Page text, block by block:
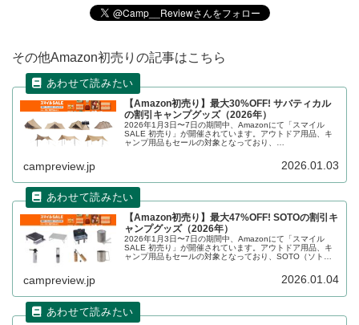
その他Amazon初売りの記事はこちら
【Amazon初売り】最大30%OFF! サバティカル
の割引キャンプグッズ（2026年）
2026年1月3日〜7日の期間中、Amazonにて「スマイル
SALE 初売り」が開催されています。アウトドア用品、キ
ャンプ用品もセールの対象となっており、
campreview.jp 2026.01.03
【Amazon初売り】最大47%OFF! SOTOの割引キ
ャンプグッズ（2026年）
2026年1月3日〜7日の期間中、Amazonにて「スマイル
SALE 初売り」が開催されています。アウトドア用品、キ
ャンプ用品もセールの対象となっており、SOTO（ソト）
campreview.jp 2026.01.04